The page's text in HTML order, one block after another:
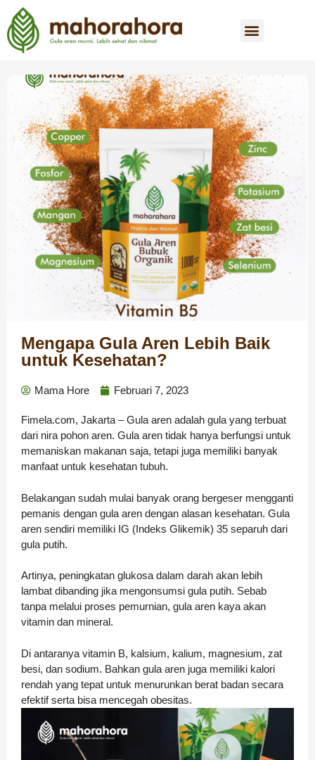
Mengapa Gula Aren Lebih Baik
untuk Kesehatan?
Mama Hore Februari 7, 2023
Fimela.com, Jakarta – Gula aren adalah gula yang terbuat
dari nira pohon aren. Gula aren tidak hanya berfungsi untuk
memaniskan makanan saja, tetapi juga memiliki banyak
manfaat untuk kesehatan tubuh.
Belakangan sudah mulai banyak orang bergeser mengganti
pemanis dengan gula aren dengan alasan kesehatan. Gula
aren sendiri memiliki IG (Indeks Glikemik) 35 separuh dari
gula putih.
Artinya, peningkatan glukosa dalam darah akan lebih
lambat dibanding jika mengonsumsi gula putih. Sebab
tanpa melalui proses pemurnian, gula aren kaya akan
vitamin dan mineral.
Di antaranya vitamin B, kalsium, kalium, magnesium, zat
besi, dan sodium. Bahkan gula aren juga memiliki kalori
rendah yang tepat untuk menurunkan berat badan secara
efektif serta bisa mencegah obesitas.